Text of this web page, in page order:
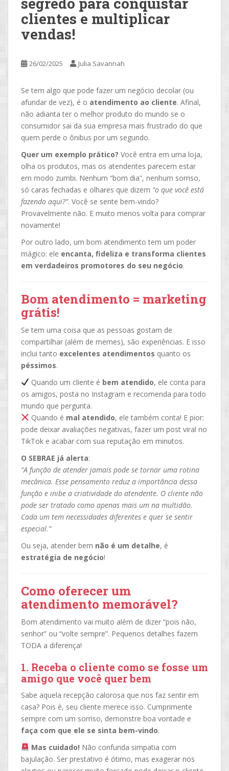
clientes e multiplicar
vendas!
26/02/2025 Julia Savannah
Se tem algo que pode fazer um negócio decolar (ou
afundar de vez), é o atendimento ao cliente. Afinal,
não adianta ter o melhor produto do mundo se o
consumidor sai da sua empresa mais frustrado do que
quem perde o ônibus por um segundo.
Quer um exemplo prático? Você entra em uma loja,
olha os produtos, mas os atendentes parecem estar
em modo zumbi. Nenhum “bom dia”, nenhum sorriso,
só caras fechadas e olhares que dizem “o que você está
fazendo aqui?”. Você se sente bem-vindo?
Provavelmente não. E muito menos volta para comprar
novamente!
Por outro lado, um bom atendimento tem um poder
mágico: ele encanta, fideliza e transforma clientes
em verdadeiros promotores do seu negócio.
Bom atendimento = marketing
grátis!
Se tem uma coisa que as pessoas gostam de
compartilhar (além de memes), são experiências. E isso
inclui tanto excelentes atendimentos quanto os
péssimos.
Quando um cliente é bem atendido, ele conta para
os amigos, posta no Instagram e recomenda para todo
mundo que pergunta.
Quando é mal atendido, ele também conta! E pior:
pode deixar avaliações negativas, fazer um post viral no
TikTok e acabar com sua reputação em minutos.
O SEBRAE já alerta:
“A função de atender jamais pode se tornar uma rotina
mecânica. Esse pensamento reduz a importância dessa
função e inibe a criatividade do atendente. O cliente não
pode ser tratado como apenas mais um na multidão.
Cada um tem necessidades diferentes e quer se sentir
especial.”
Ou seja, atender bem não é um detalhe, é
estratégia de negócio!
Como oferecer um
atendimento memorável?
Bom atendimento vai muito além de dizer “pois não,
senhor” ou “volte sempre”. Pequenos detalhes fazem
TODA a diferença!
1. Receba o cliente como se fosse um
amigo que você quer bem
Sabe aquela recepção calorosa que nos faz sentir em
casa? Pois é, seu cliente merece isso. Cumprimente
sempre com um sorriso, demonstre boa vontade e
faça com que ele se sinta bem-vindo.
Mas cuidado! Não confunda simpatia com
bajulação. Ser prestativo é ótimo, mas exagerar nos